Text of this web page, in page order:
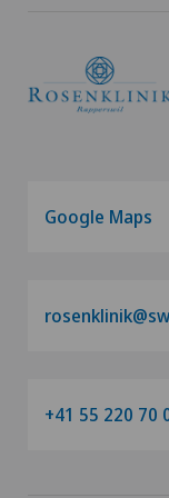
Kreuzbandriss
Google Maps
+41 55 220 70